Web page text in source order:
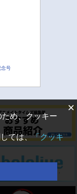
念号
×
め、クッキー
ては、「クッキ